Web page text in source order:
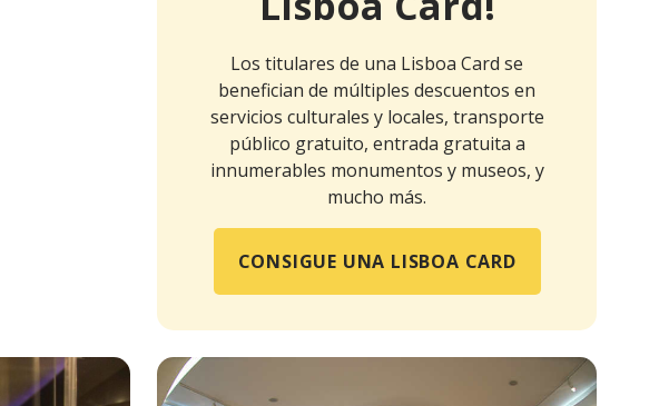
Los titulares de una Lisboa Card se
benefician de múltiples descuentos en
servicios culturales y locales, transporte
público gratuito, entrada gratuita a
innumerables monumentos y museos, y
mucho más.
CONSIGUE UNA LISBOA CARD